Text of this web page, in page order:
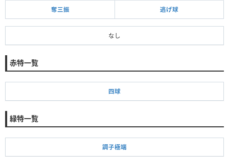
奪三振 逃げ球
なし
赤特一覧
四球
緑特一覧
調子極端